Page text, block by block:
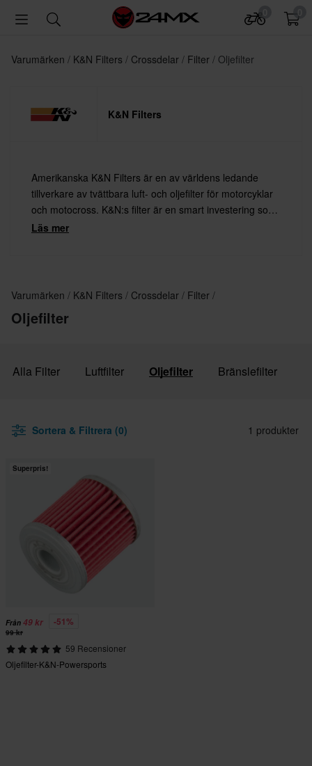
Varumärken K&N Filters Crossdelar Filter Oljefilter
K&N Filters
Amerikanska K&N Filters är en av världens ledande
tillverkare av tvättbara luft- och oljefilter för motorcyklar
och motocross. K&N:s filter är en smart investering som
ger hojen mer kraft och minskar onödigt slitage på
Läs mer
Varumärken K&N Filters Crossdelar Filter
Oljefilter
Alla Filter Luftfilter Oljefilter Bränslefilter
Sortera & Filtrera (0) 1 produkter
Superpris!
Från 49 kr -51%
99 kr
59 Recensioner
Oljefilter-K&N-Powersports